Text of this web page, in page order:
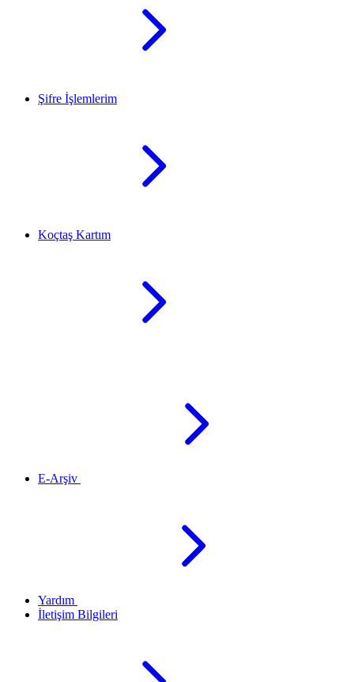
Şifre İşlemlerim
Koçtaş Kartım
E-Arşiv
Yardım
İletişim Bilgileri